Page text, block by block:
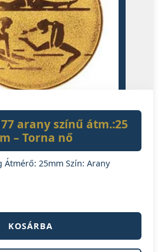
arany színű átm.:25
– Torna nő
Átmérő: 25mm Szín: Arany
KOSÁRBA